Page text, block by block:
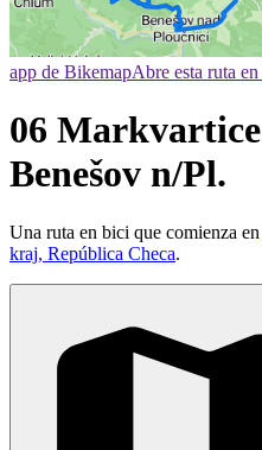
app de BikemapAbre esta ruta
06
Benešov n/Pl.
Una ruta en bici que comienza en
kraj, República Checa.